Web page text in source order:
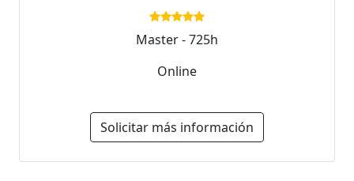
Master - 725h
Online
Solicitar más información